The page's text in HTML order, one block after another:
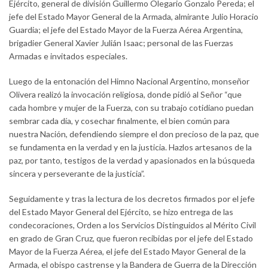
Ejército, general de división Guillermo Olegario Gonzalo Pereda; el
jefe del Estado Mayor General de la Armada, almirante Julio Horacio
Guardia; el jefe del Estado Mayor de la Fuerza Aérea Argentina,
brigadier General Xavier Julián Isaac; personal de las Fuerzas
Armadas e invitados especiales.
Luego de la entonación del Himno Nacional Argentino, monseñor
Olivera realizó la invocación religiosa, donde pidió al Señor “que
cada hombre y mujer de la Fuerza, con su trabajo cotidiano puedan
sembrar cada día, y cosechar finalmente, el bien común para
nuestra Nación, defendiendo siempre el don precioso de la paz, que
se fundamenta en la verdad y en la justicia. Hazlos artesanos de la
paz, por tanto, testigos de la verdad y apasionados en la búsqueda
sincera y perseverante de la justicia”.
Seguidamente y tras la lectura de los decretos firmados por el jefe
del Estado Mayor General del Ejército, se hizo entrega de las
condecoraciones, Orden a los Servicios Distinguidos al Mérito Civil
en grado de Gran Cruz, que fueron recibidas por el jefe del Estado
Mayor de la Fuerza Aérea, el jefe del Estado Mayor General de la
Armada, el obispo castrense y la Bandera de Guerra de la Dirección